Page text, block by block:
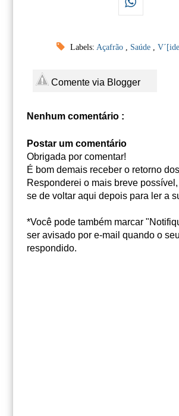
Labels: Açafrão , Saúde ,
Comente via Blogger
Nenhum comentário :
Postar um comentário
Obrigada por comentar!
É bom demais receber o retorno
Responderei o mais breve
se de voltar aqui depois para ler a
*Você pode também marcar
ser avisado por e-mail quando o
respondido.